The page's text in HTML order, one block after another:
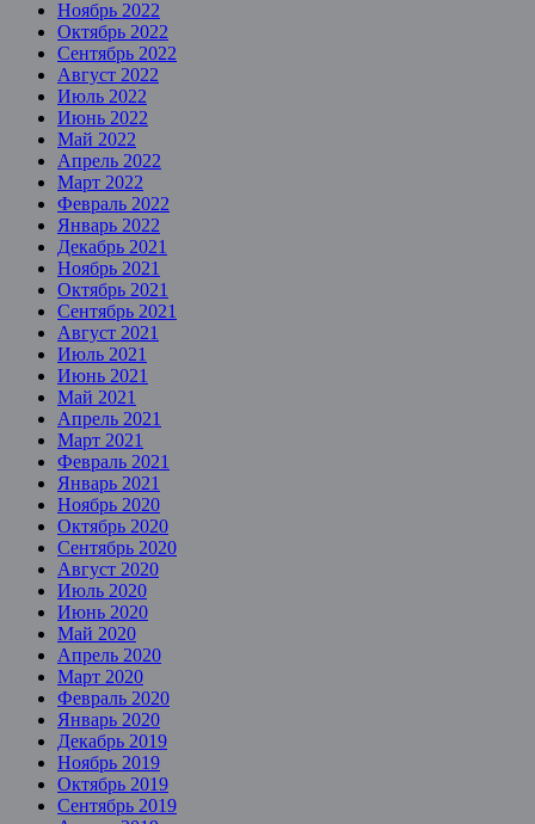
Ноябрь 2022
Октябрь 2022
Сентябрь 2022
Август 2022
Июль 2022
Июнь 2022
Май 2022
Апрель 2022
Март 2022
Февраль 2022
Январь 2022
Декабрь 2021
Ноябрь 2021
Октябрь 2021
Сентябрь 2021
Август 2021
Июль 2021
Июнь 2021
Май 2021
Апрель 2021
Март 2021
Февраль 2021
Январь 2021
Ноябрь 2020
Октябрь 2020
Сентябрь 2020
Август 2020
Июль 2020
Июнь 2020
Май 2020
Апрель 2020
Март 2020
Февраль 2020
Январь 2020
Декабрь 2019
Ноябрь 2019
Октябрь 2019
Сентябрь 2019